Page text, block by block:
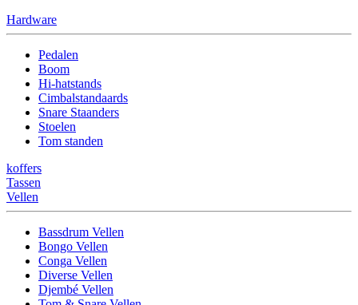
Hardware
Pedalen
Boom
Hi-hatstands
Cimbalstandaards
Snare Staanders
Stoelen
Tom standen
koffers
Tassen
Vellen
Bassdrum Vellen
Bongo Vellen
Conga Vellen
Diverse Vellen
Djembé Vellen